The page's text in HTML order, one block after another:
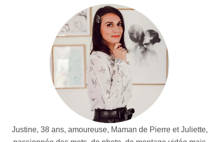
Justine, 38 ans, amoureuse, Maman de Pierre et Juliette,